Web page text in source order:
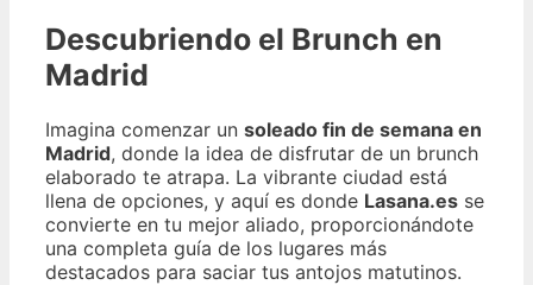
Descubriendo el Brunch en
Madrid
Imagina comenzar un soleado fin de semana en
Madrid, donde la idea de disfrutar de un brunch
elaborado te atrapa. La vibrante ciudad está
llena de opciones, y aquí es donde Lasana.es se
convierte en tu mejor aliado, proporcionándote
una completa guía de los lugares más
destacados para saciar tus antojos matutinos.